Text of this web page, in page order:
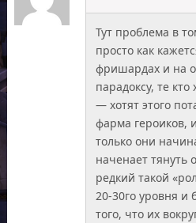
Тут проблема в
просто как
фришардах и на
парадоксу, те
— хотят этого
фарма героиков,
только они
наченает тянуть
редкий такой
20-30го уровня и
того, что их